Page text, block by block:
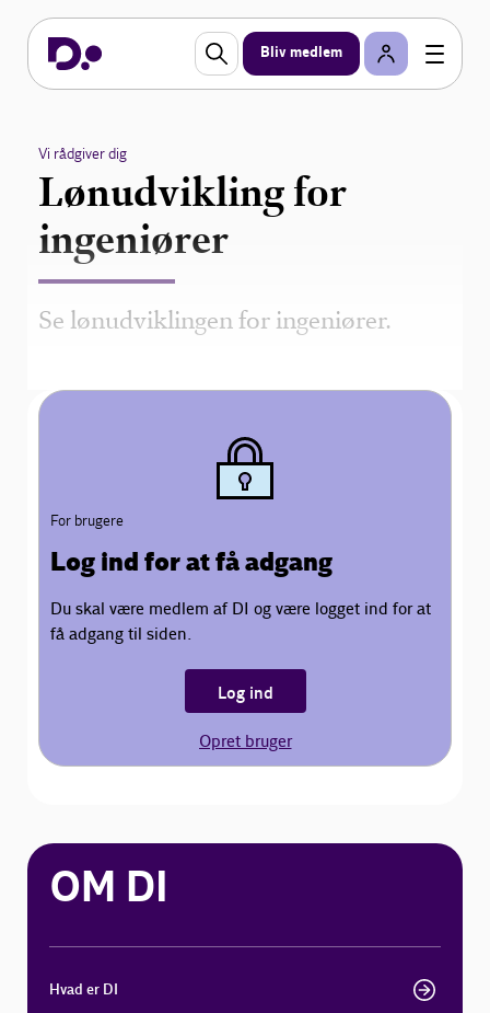
Bliv medlem
Vi rådgiver dig
Lønudvikling for
ingeniører
Se lønudviklingen for ingeniører.
For brugere
Log ind for at få adgang
Du skal være medlem af DI og være logget ind for at
få adgang til siden.
Log ind
Opret bruger
OM DI
Hvad er DI